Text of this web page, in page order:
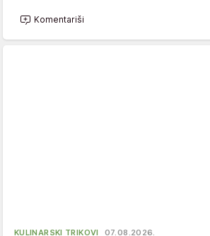
Komentariši
KULINARSKI TRIKOVI 07.08.2026.